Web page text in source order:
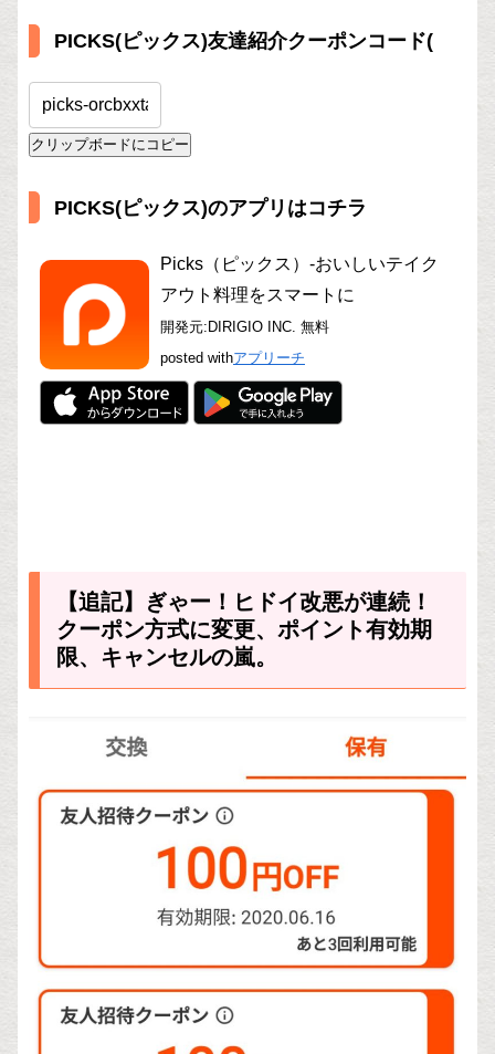
PICKS(ピックス)友達紹介クーポンコード(
クリップボードにコピー
PICKS(ピックス)のアプリはコチラ
Picks（ピックス）-おいしいテイク
アウト料理をスマートに
開発元: DIRIGIO INC. 無料
posted withアプリーチ
【追記】ぎゃー！ヒドイ改悪が連続！
クーポン方式に変更、ポイント有効期
限、キャンセルの嵐。